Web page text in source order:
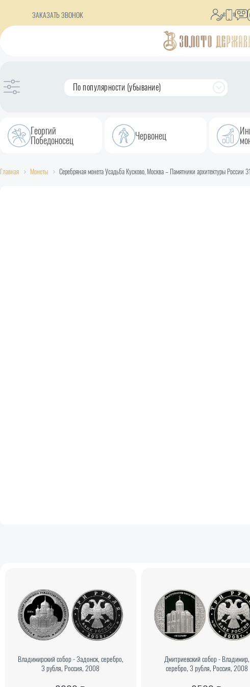
ЗАКАЗАТЬ ЗВОНОК
По популярности (убывание)
Георгий
Победоносец Червонец
Главная Монеты Серебряная монета Усадьба Кусково, Москва – Памятники архитектуры России
Владимирский собор - Задонск, серебро,
3 рубля, Россия, 2008
Дмитриевский собор - Владимир,
серебро, 3 рубля, Россия, 2008